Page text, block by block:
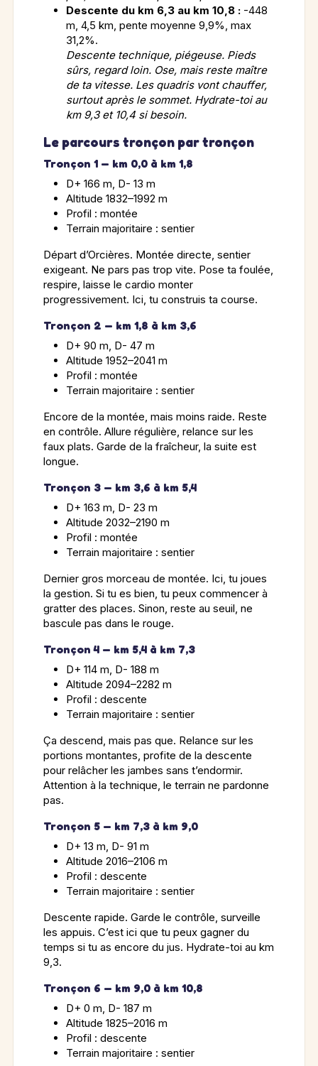
Descente du km 6,3 au km 10,8 : -448
m, 4,5 km, pente moyenne 9,9%, max
31,2%.
Descente technique, piégeuse. Pieds
sûrs, regard loin. Ose, mais reste maître
de ta vitesse. Les quadris vont chauffer,
surtout après le sommet. Hydrate-toi au
km 9,3 et 10,4 si besoin.
Le parcours tronçon par tronçon
Tronçon 1 — km 0,0 à km 1,8
D+ 166 m, D- 13 m
Altitude 1832–1992 m
Profil : montée
Terrain majoritaire : sentier
Départ d’Orcières. Montée directe, sentier
exigeant. Ne pars pas trop vite. Pose ta foulée,
respire, laisse le cardio monter
progressivement. Ici, tu construis ta course.
Tronçon 2 — km 1,8 à km 3,6
D+ 90 m, D- 47 m
Altitude 1952–2041 m
Profil : montée
Terrain majoritaire : sentier
Encore de la montée, mais moins raide. Reste
en contrôle. Allure régulière, relance sur les
faux plats. Garde de la fraîcheur, la suite est
longue.
Tronçon 3 — km 3,6 à km 5,4
D+ 163 m, D- 23 m
Altitude 2032–2190 m
Profil : montée
Terrain majoritaire : sentier
Dernier gros morceau de montée. Ici, tu joues
la gestion. Si tu es bien, tu peux commencer à
gratter des places. Sinon, reste au seuil, ne
bascule pas dans le rouge.
Tronçon 4 — km 5,4 à km 7,3
D+ 114 m, D- 188 m
Altitude 2094–2282 m
Profil : descente
Terrain majoritaire : sentier
Ça descend, mais pas que. Relance sur les
portions montantes, profite de la descente
pour relâcher les jambes sans t’endormir.
Attention à la technique, le terrain ne pardonne
pas.
Tronçon 5 — km 7,3 à km 9,0
D+ 13 m, D- 91 m
Altitude 2016–2106 m
Profil : descente
Terrain majoritaire : sentier
Descente rapide. Garde le contrôle, surveille
les appuis. C’est ici que tu peux gagner du
temps si tu as encore du jus. Hydrate-toi au km
9,3.
Tronçon 6 — km 9,0 à km 10,8
D+ 0 m, D- 187 m
Altitude 1825–2016 m
Profil : descente
Terrain majoritaire : sentier